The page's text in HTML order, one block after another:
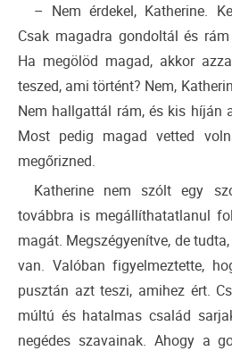
– Nem érdekel, Katherine.
Csak magadra gondoltál és
Ha megölöd magad, akkor
teszed, ami történt? Nem,
Nem hallgattál rám, és kis híján
Most pedig magad vetted
megőrizned.
Katherine nem szólt egy
továbbra is megállíthatatlanul
magát. Megszégyenítve, de
van. Valóban figyelmeztette,
pusztán azt teszi, amihez ért.
múltú és hatalmas család
negédes szavainak. Ahogy a